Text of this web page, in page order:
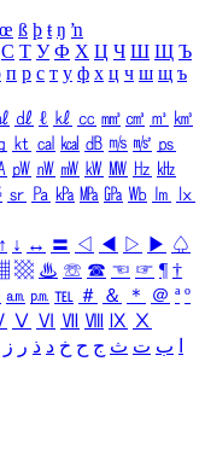
œ ß þ ŧ ŋ ŉ
С Т У Ф Х Ц Ч Ш Щ Ъ
п р с т у ф х ц ч ш щ ъ
㎗ ℓ ㎘ ㏄ ㎣ ㎤ ㎥ ㎦
㏏ ㎈ ㎉ ㏈ ㎧ ㎨ ㎰
㎺ ㎻ ㎽ ㎾ ㎿ ㎐ ㎑
㏛ ㎩ ㎪ ㎫ ㎬ ㏝ ㏐
㏓
↑ ↓ ↔ 〓 ◁ ◀ ▷ ▶ ♤
▩ ♨ ☏ ☎ ☜ ☞ ¶ †
㏂ ㏘ ℡ ＃ ＆ ＊ ＠ ª º
Ⅴ Ⅵ Ⅶ Ⅷ Ⅸ Ⅹ
ب ت ث ج ح خ د ذ ر ز